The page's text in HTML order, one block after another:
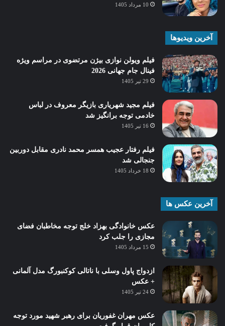
10 مرداد 1405
آخرین ویدیوها
فیلم ویولن نوازی بیژن مرتضوی در مراسم ویژه
فینال جام جهانی 2026
29 تیر 1405
فیلم مجید شهریاری بازیگر معروف در لباس
خادمی توجه برانگیز شد
16 تیر 1405
فیلم رفتار عجیب همسر محمد نادری مقابل دوربین
جنجالی شد
18 خرداد 1405
آخرین عکس ها
عکس خانوادگی بهزاد خلج توجه مخاطبان فضای
مجازی را جلب کرد
15 مرداد 1405
ازدواج پاول وسلی با ناتالی کوکنبورگ مدل آلمانی
+ عکس
24 تیر 1405
عکس مهران غفوریان برای رهبر شهید مورد توجه